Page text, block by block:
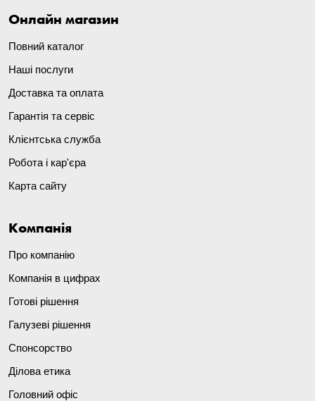
Онлайн магазин
Повний каталог
Наші послуги
Доставка та оплата
Гарантія та сервіс
Клієнтська служба
Робота і кар'єра
Карта сайту
Компанія
Про компанію
Компанія в цифрах
Готові рішення
Галузеві рішення
Спонсорство
Ділова етика
Головний офіс